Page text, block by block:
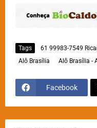
Tags
61 99983-7549
Alô Brasília
Alô Brasília -
Facebook